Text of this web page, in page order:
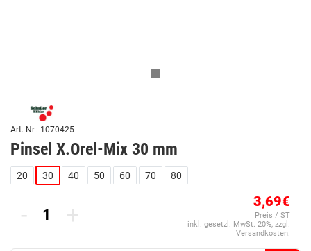
Art. Nr.: 1070425
Pinsel X.Orel-Mix 30 mm
20 30 40 50 60 70 80
- + 3,69€
Preis / ST
inkl. gesetzl. MwSt. 20%, zzgl.
Versandkosten.